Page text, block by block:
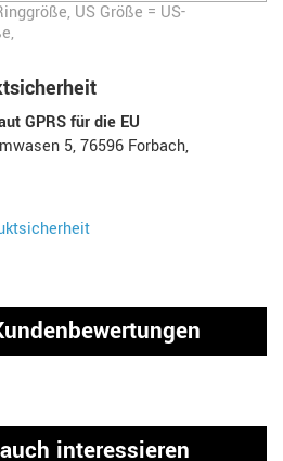
US Größe = US-
GPRS für die EU
5, 76596 Forbach,
interessieren